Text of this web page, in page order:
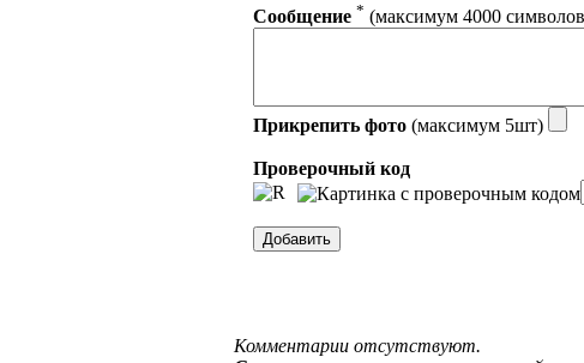
Сообщение * (максимум 4000
Прикрепить фото (максимум 5шт)
Проверочный код
Комментарии отсутствуют.